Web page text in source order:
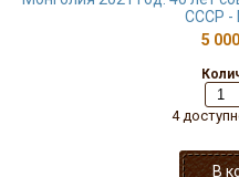
СССР -
5
4